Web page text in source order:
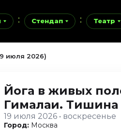
Стендап Театр
июля 2026)
Йога в живых
Гималаи. Тишина
19 июля 2026 • воскресенье
Город: Москва